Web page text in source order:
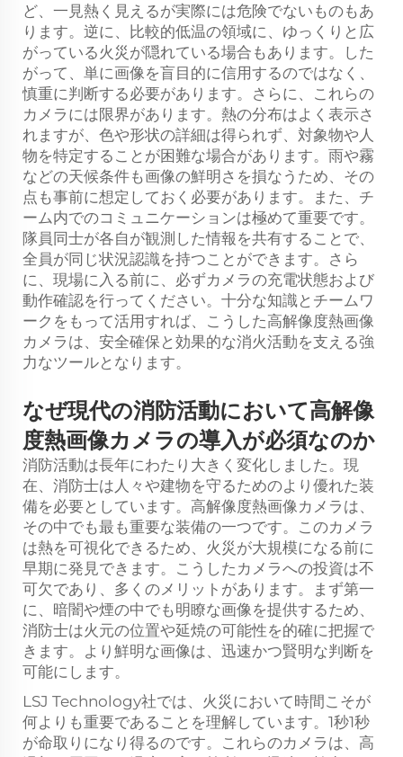
ど、一見熱く見えるが実際には危険でないものもあ
ります。逆に、比較的低温の領域に、ゆっくりと広
がっている火災が隠れている場合もあります。した
がって、単に画像を盲目的に信用するのではなく、
慎重に判断する必要があります。さらに、これらの
カメラには限界があります。熱の分布はよく表示さ
れますが、色や形状の詳細は得られず、対象物や人
物を特定することが困難な場合があります。雨や霧
などの天候条件も画像の鮮明さを損なうため、その
点も事前に想定しておく必要があります。また、チ
ーム内でのコミュニケーションは極めて重要です。
隊員同士が各自が観測した情報を共有することで、
全員が同じ状況認識を持つことができます。さら
に、現場に入る前に、必ずカメラの充電状態および
動作確認を行ってください。十分な知識とチームワ
ークをもって活用すれば、こうした高解像度熱画像
カメラは、安全確保と効果的な消火活動を支える強
力なツールとなります。
なぜ現代の消防活動において高解像
度熱画像カメラの導入が必須なのか
消防活動は長年にわたり大きく変化しました。現
在、消防士は人々や建物を守るためのより優れた装
備を必要としています。高解像度熱画像カメラは、
その中でも最も重要な装備の一つです。このカメラ
は熱を可視化できるため、火災が大規模になる前に
早期に発見できます。こうしたカメラへの投資は不
可欠であり、多くのメリットがあります。まず第一
に、暗闇や煙の中でも明瞭な画像を提供するため、
消防士は火元の位置や延焼の可能性を的確に把握で
きます。より鮮明な画像は、迅速かつ賢明な判断を
可能にします。
LSJ Technology社では、火災において時間こそが
何よりも重要であることを理解しています。1秒1秒
が命取りになり得るのです。これらのカメラは、高